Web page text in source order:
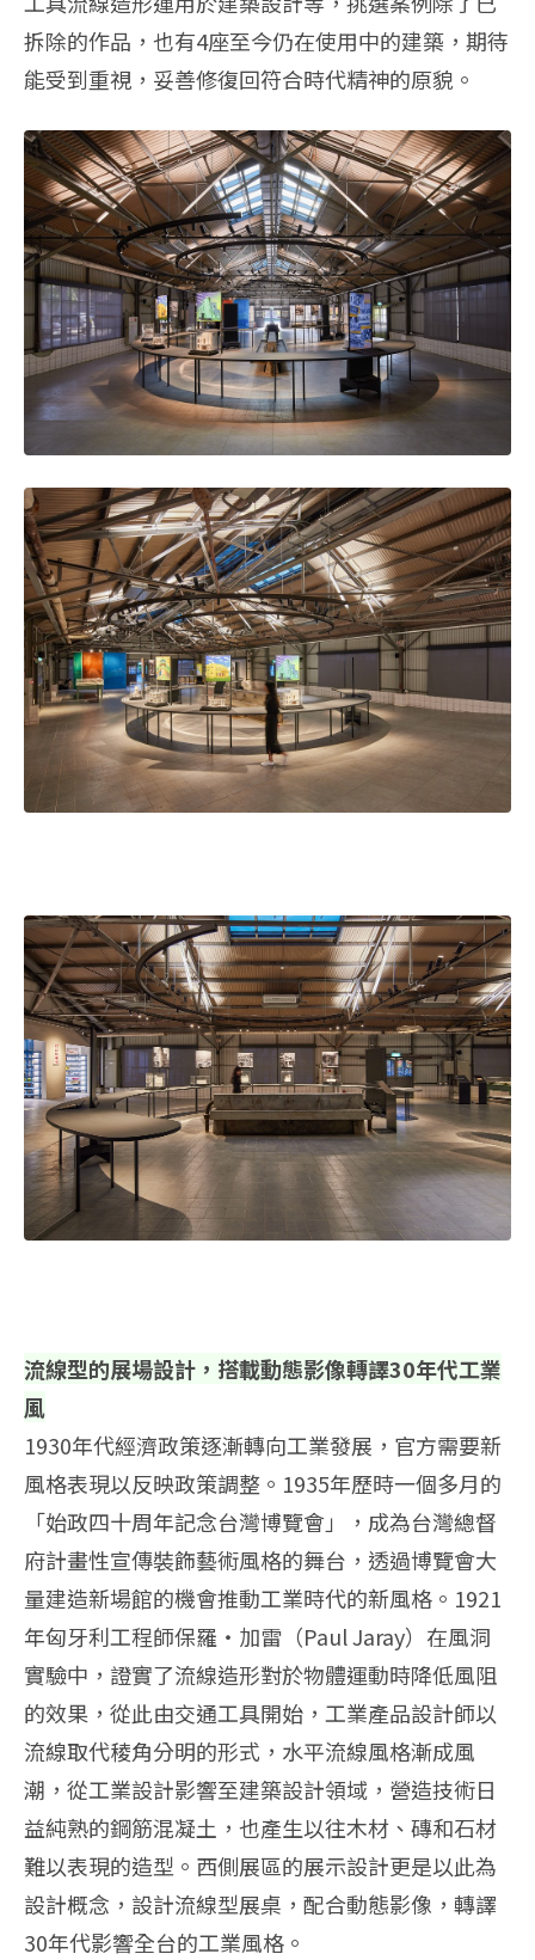
拆除的作品，也有4座至今仍在使用中的建築，期待
能受到重視，妥善修復回符合時代精神的原貌。
流線型的展場設計，搭載動態影像轉譯30年代工業
風
1930年代經濟政策逐漸轉向工業發展，官方需要新
風格表現以反映政策調整。1935年歷時一個多月的
「始政四十周年記念台灣博覽會」，成為台灣總督
府計畫性宣傳裝飾藝術風格的舞台，透過博覽會大
量建造新場館的機會推動工業時代的新風格。1921
年匈牙利工程師保羅‧加雷（Paul Jaray）在風洞
實驗中，證實了流線造形對於物體運動時降低風阻
的效果，從此由交通工具開始，工業產品設計師以
流線取代稜角分明的形式，水平流線風格漸成風
潮，從工業設計影響至建築設計領域，營造技術日
益純熟的鋼筋混凝土，也產生以往木材、磚和石材
難以表現的造型。西側展區的展示設計更是以此為
設計概念，設計流線型展桌，配合動態影像，轉譯
30年代影響全台的工業風格。